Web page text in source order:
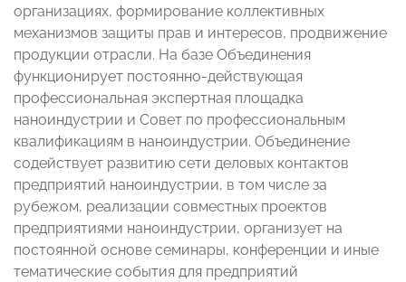
организациях, формирование коллективных
механизмов защиты прав и интересов, продвижение
продукции отрасли. На базе Объединения
функционирует постоянно-действующая
профессиональная экспертная площадка
наноиндустрии и Совет по профессиональным
квалификациям в наноиндустрии. Объединение
содействует развитию сети деловых контактов
предприятий наноиндустрии, в том числе за
рубежом, реализации совместных проектов
предприятиями наноиндустрии, организует на
постоянной основе семинары, конференции и иные
тематические события для предприятий